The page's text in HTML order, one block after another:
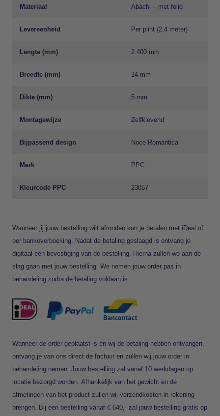
Materiaal Abachi – met folie
Levereenheid Per plint (2,4 meter)
Lengte (mm) 2.400 mm
Breedte (mm) 24 mm
Dikte (mm) 5 mm
Montagewijze Zelfklevend
Bijpassend design Noce Romantica
Merk PPC
Kleurcode PPC 23057
Wanneer jij jouw bestelling wilt afronden kun je betalen met iDeal of
per bankoverboeking. Nadat de betaling geslaagd is ontvang je
digitaal een bevestiging van de bestelling. Hierna zullen we aan de
slag gaan met jouw bestelling. We nemen jouw order pas in
behandeling zodra de betaling voldaan is.
Wanneer de order geplaatst is én wij de betaling hebben ontvangen,
ontvang je van ons direct de factuur en zullen wij jouw order in
behandeling nemen. Jouw bestelling zal vanaf 10 werkdagen op
locatie bezorgd worden. Afhankelijk van het gewicht en de
afmetingen van het product zullen wij verzendkosten in rekening
brengen. Bij een bestelling vanaf € 640,- zal jouw bestelling gratis op